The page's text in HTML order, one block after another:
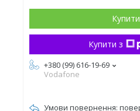
Купити
Купити з
+380 (99) 616-19-69
Vodafone